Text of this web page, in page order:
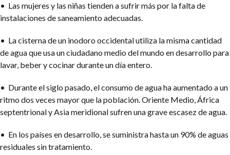
• Las mujeres y las niñas tienden a sufrir más por la falta de
instalaciones de saneamiento adecuadas.
• La cisterna de un inodoro occidental utiliza la misma cantidad
de agua que usa un ciudadano medio del mundo en desarrollo para
lavar, beber y cocinar durante un día entero.
• Durante el siglo pasado, el consumo de agua ha aumentado a un
ritmo dos veces mayor que la población. Oriente Medio, África
septentrional y Asia meridional sufren una grave escasez de agua.
• En los países en desarrollo, se suministra hasta un 90% de aguas
residuales sin tratamiento.